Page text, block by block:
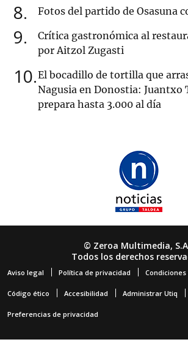
8 Fotos del partido de Osasuna
9
Crítica gastronómica al
por Aitzol Zugasti
10 El bocadillo de tortilla que
Nagusia en Donostia: Juantxo
prepara hasta 3.000 al día
© Zeroa Multimedia,
Todos los derechos
Aviso legal Política de privacidad Condiciones
Código ético Accesibilidad Administrar Utiq
Preferencias de privacidad